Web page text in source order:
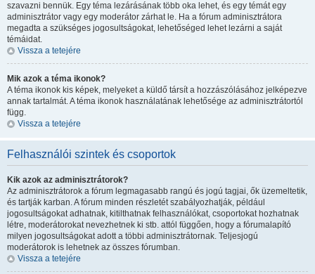
szavazni bennük. Egy téma lezárásának több oka lehet, és egy témát egy
adminisztrátor vagy egy moderátor zárhat le. Ha a fórum adminisztrátora
megadta a szükséges jogosultságokat, lehetőséged lehet lezárni a saját
témáidat.
Vissza a tetejére
Mik azok a téma ikonok?
A téma ikonok kis képek, melyeket a küldő társít a hozzászólásához jelképezve
annak tartalmát. A téma ikonok használatának lehetősége az adminisztrátortól
függ.
Vissza a tetejére
Felhasználói szintek és csoportok
Kik azok az adminisztrátorok?
Az adminisztrátorok a fórum legmagasabb rangú és jogú tagjai, ők üzemeltetik,
és tartják karban. A fórum minden részletét szabályozhatják, például
jogosultságokat adhatnak, kitilthatnak felhasználókat, csoportokat hozhatnak
létre, moderátorokat nevezhetnek ki stb. attól függően, hogy a fórumalapító
milyen jogosultságokat adott a többi adminisztrátornak. Teljesjogú
moderátorok is lehetnek az összes fórumban.
Vissza a tetejére